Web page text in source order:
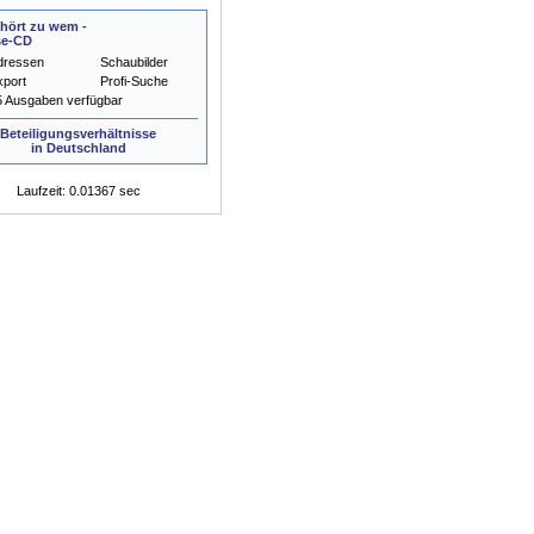
zu wem -
CD
Schaubilder
Profi-Suche
Ausgaben verfügbar
Beteiligungsverhältnisse
in Deutschland
Laufzeit: 0.01367 sec